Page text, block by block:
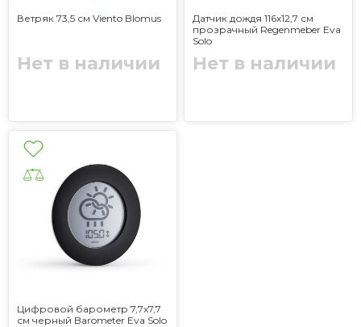
Ветряк 73,5 см Viento Blomus
Нет в наличии
Датчик дождя 116x12,7 см
прозрачный Regenmeber Eva
Solo
Нет в наличии
Цифровой барометр 7,7x7,7
см черный Barometer Eva Solo